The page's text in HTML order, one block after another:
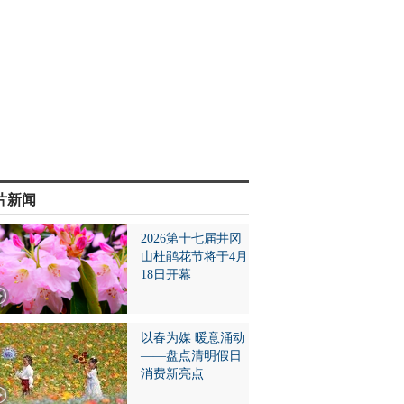
新闻
2026第十七届井冈
山杜鹃花节将于4月
18日开幕
以春为媒 暖意涌动
——盘点清明假日
消费新亮点